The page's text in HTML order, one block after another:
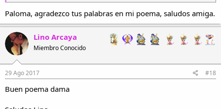
Paloma, agradezco tus palabras en mi poema, saludos amiga.
Lino Arcaya
Miembro Conocido
29 Ago 2017 #18
Buen poema dama